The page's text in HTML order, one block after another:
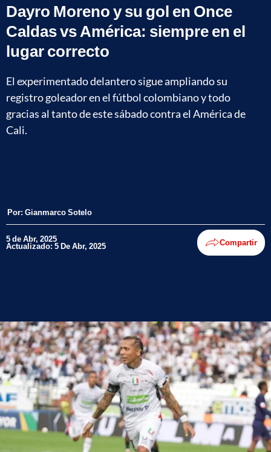
Dayro Moreno y su gol en Once
Caldas vs América: siempre en el
lugar correcto
El experimentado delantero sigue ampliando su
registro goleador en el fútbol colombiano y todo
gracias al tanto de este sábado contra el América de
Cali.
Por: Gianmarco Sotelo
5 de Abr, 2025
Actualizado: 5 De Abr, 2025 Compartir